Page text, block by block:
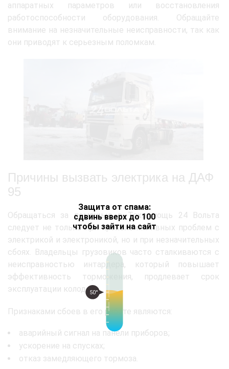
Защита от спама:
сдвинь вверх до 100
чтобы зайти на сайт
50°
аппаратных параметров или восстановления
работоспособности оборудования. Обращайте
внимание на незначительные неисправности, так как
они приводят к серьезным поломкам.
Причины вызвать электрика на ДАФ
95
Обращаться за помощью в Техпомощь 24 Вольта
следует не только при проявлении явных проблем с
электрикой и электроникой, но и при незначительных
сбоях. Владельцы грузовиков часто сталкиваются с
неисправностью интардера, который повышает
эффективность торможения, продлевает срок
эксплуатации колодок.
Признаками сбоев в его работе являются:
аварийный сигнал на панели приборов;
ускорение на спусках;
отказ замедляющего тормоза.